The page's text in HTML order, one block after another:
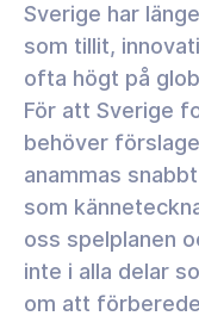
Sverige har
som tillit,
ofta högt på
För att Sverige
behöver
anammas
som
oss spelplanen
inte i alla delar
om att